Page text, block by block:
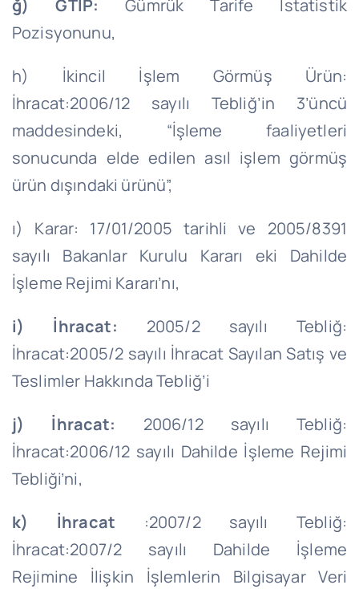
ğ) GTİP: Gümrük Tarife İstatistik
Pozisyonunu,
h) İkincil İşlem Görmüş Ürün:
İhracat:2006/12 sayılı Tebliğ’in 3’üncü
maddesindeki, “İşleme faaliyetleri
sonucunda elde edilen asıl işlem görmüş
ürün dışındaki ürünü”,
ı) Karar: 17/01/2005 tarihli ve 2005/8391
sayılı Bakanlar Kurulu Kararı eki Dahilde
İşleme Rejimi Kararı’nı,
i) İhracat: 2005/2 sayılı Tebliğ:
İhracat:2005/2 sayılı İhracat Sayılan Satış ve
Teslimler Hakkında Tebliğ’i
j) İhracat: 2006/12 sayılı Tebliğ:
İhracat:2006/12 sayılı Dahilde İşleme Rejimi
Tebliği’ni,
k) İhracat :2007/2 sayılı Tebliğ:
İhracat:2007/2 sayılı Dahilde İşleme
Rejimine İlişkin İşlemlerin Bilgisayar Veri